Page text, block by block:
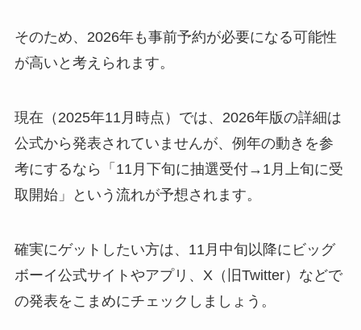
そのため、2026年も事前予約が必要になる可能性
が高いと考えられます。
現在（2025年11月時点）では、2026年版の詳細は
公式から発表されていませんが、例年の動きを参
考にするなら「11月下旬に抽選受付→1月上旬に受
取開始」という流れが予想されます。
確実にゲットしたい方は、11月中旬以降にビッグ
ボーイ公式サイトやアプリ、X（旧Twitter）などで
の発表をこまめにチェックしましょう。